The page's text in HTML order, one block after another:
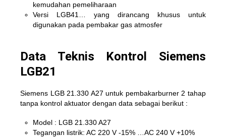
kemudahan pemeliharaan
Versi LGB41… yang dirancang khusus untuk
digunakan pada pembakar gas atmosfer
Data Teknis Kontrol Siemens
LGB21
Siemens LGB 21.330 A27 untuk pembakarburner 2 tahap
tanpa kontrol aktuator dengan data sebagai berikut :
Model : LGB 21.330 A27
Tegangan listrik: AC 220 V -15% …AC 240 V +10%